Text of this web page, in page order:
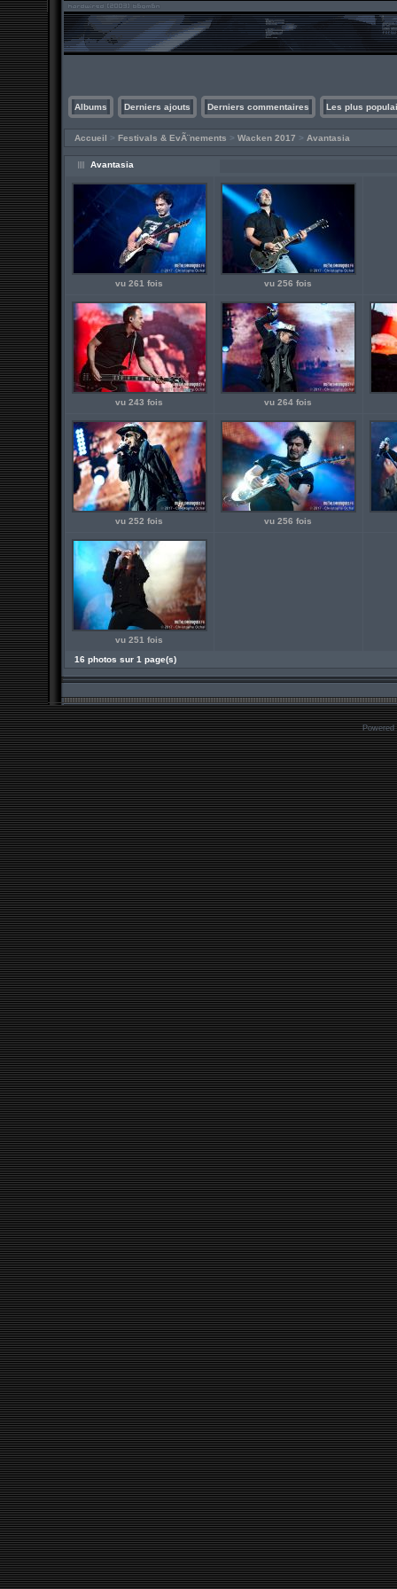
Albums Derniers ajouts Derniers commentaires Les plus
Accueil > Festivals & EvÃ¨nements > Wacken 2017 > Avantasia
Avantasia
vu 261 fois vu 256 fois
vu 243 fois vu 264 fois
vu 252 fois vu 256 fois
vu 251 fois
16 photos sur 1 page(s)